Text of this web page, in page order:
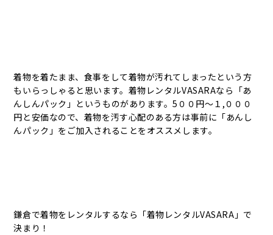
着物を着たまま、食事をして着物が汚れてしまったという方
もいらっしゃると思います。着物レンタルVASARAなら「あ
んしんパック」というものがあります。5００円〜１,０００
円と安価なので、着物を汚す心配のある方は事前に「あんし
んパック」をご加入されることをオススメします。
鎌倉で着物をレンタルするなら「着物レンタルVASARA」で
決まり！